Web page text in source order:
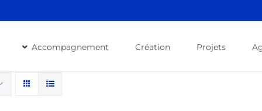
Accompagnement Création Projets